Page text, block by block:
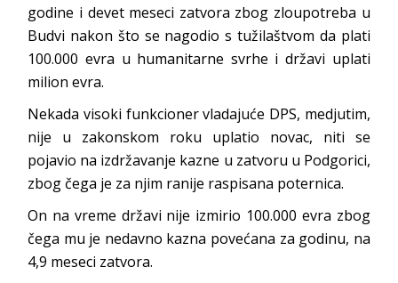
godine i devet meseci zatvora zbog zloupotreba u
Budvi nakon što se nagodio s tužilaštvom da plati
100.000 evra u humanitarne svrhe i državi uplati
milion evra.
Nekada visoki funkcioner vladajuće DPS, medjutim,
nije u zakonskom roku uplatio novac, niti se
pojavio na izdržavanje kazne u zatvoru u Podgorici,
zbog čega je za njim ranije raspisana poternica.
On na vreme državi nije izmirio 100.000 evra zbog
čega mu je nedavno kazna povećana za godinu, na
4,9 meseci zatvora.